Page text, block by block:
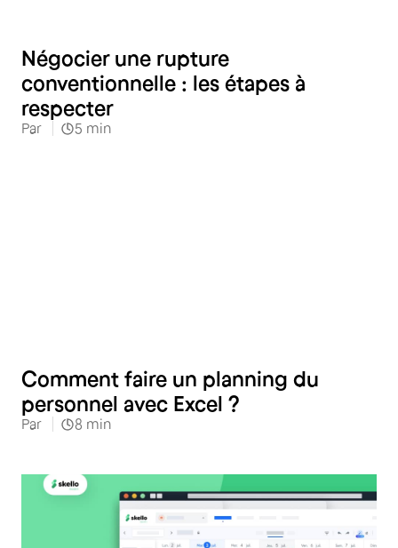
Négocier une rupture
conventionnelle : les étapes à
respecter
Par 5 min
Comment faire un planning du
personnel avec Excel ?
Par 8 min